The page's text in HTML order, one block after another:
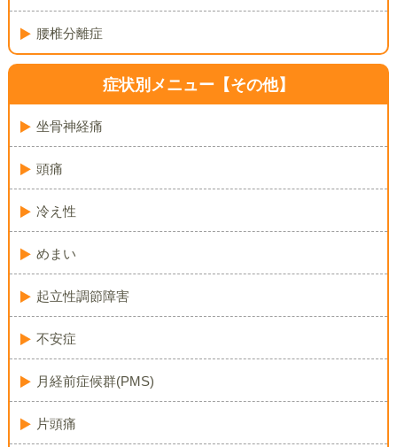
腰椎分離症
症状別メニュー【その他】
坐骨神経痛
頭痛
冷え性
めまい
起立性調節障害
不安症
月経前症候群(PMS)
片頭痛